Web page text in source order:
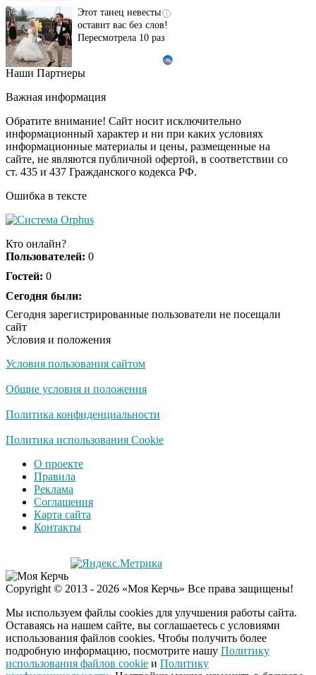
Этот танец невесты
оставит вас без слов!
Пересмотрела 10 раз
Ролик длится пару
шоке от увиденного
i
Ролик из Омска: вы
будете смеяться долго
Ржу не переставая, это
Скрытая камера на
люди вытворяют, когда
Ролик длится
смеяться вы будете
Королева вагона
оставит равнодушным
Забывший о
патриотизме
Плющенко отправляет
Азербайджан
Наши Партнеры
Важная информация
Обратите внимание! Сайт носит исключительно
информационный характер и ни при каких условиях
информационные материалы и цены, размещенные на
сайте, не являются публичной офертой, в соответствии со
ст. 435 и 437 Гражданского кодекса РФ.
Ошибка в тексте
Кто онлайн?
Пользователей: 0
Гостей: 0
Сегодня были:
Сегодня зарегистрированные пользователи не посещали
сайт
Условия и положения
Условия пользования сайтом
Общие условия и положения
Политика конфиденциальности
Политика использования Cookie
О проекте
Правила
Реклама
Соглашения
Карта сайта
Контакты
Copyright © 2013 - 2026 «Моя Керчь» Все права защищены!
Мы используем файлы cookies для улучшения работы сайта.
Оставаясь на нашем сайте, вы соглашаетесь с условиями
использования файлов cookies. Чтобы получить более
подробную информацию, посмотрите нашу Политику
использования файлов cookie и Политику